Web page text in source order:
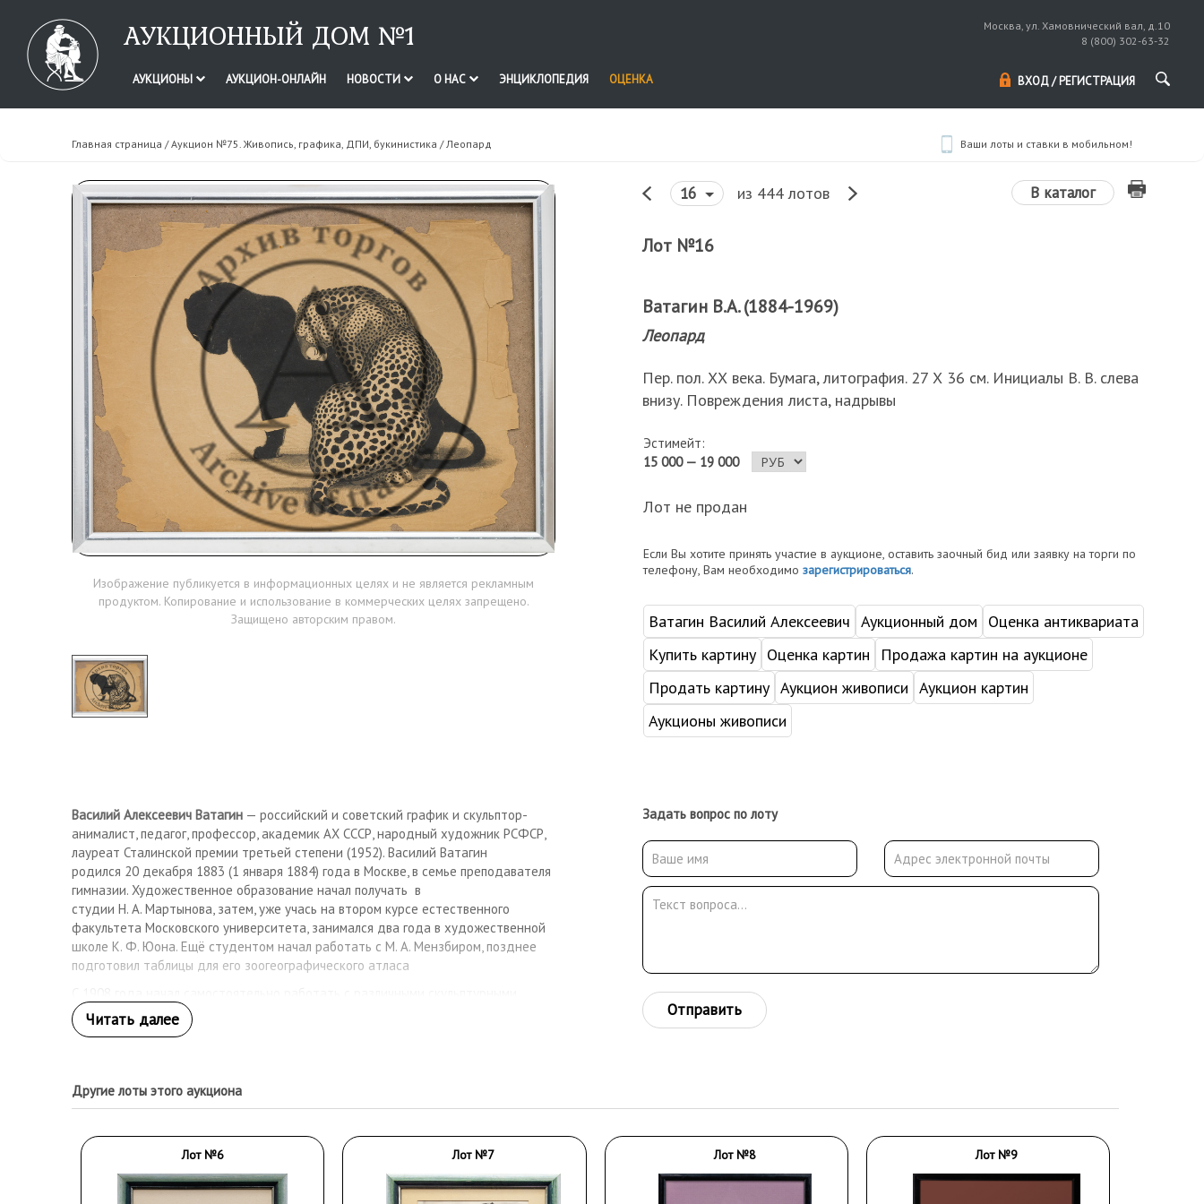
АУКЦИОННЫЙ ДОМ №1
Москва, ул. Хамовнический вал, д.10
8 (800) 302-63-32
АУКЦИОНЫ АУКЦИОН-ОНЛАЙН НОВОСТИ О НАС ЭНЦИКЛОПЕДИЯ ОЦЕНКА ВХОД / РЕГИСТРАЦИЯ
Главная страница /Аукцион №75. Живопись, графика, ДПИ, букинистика / Леопард Ваши лоты и ставки в мобильном!
Изображение публикуется в информационных целях и не является рекламным
продуктом. Копирование и использование в коммерческих целях запрещено.
Защищено авторским правом.
16 из 444 лотов В каталог
Лот №16
Ватагин В.А. (1884-1969)
Леопард
Пер. пол. ХХ века. Бумага, литография. 27 Х 36 см. Инициалы В. В. слева
внизу. Повреждения листа, надрывы
Эстимейт:
15 000 — 19 000
Лот не продан
Если Вы хотите принять участие в аукционе, оставить заочный бид или заявку на торги по
телефону, Вам необходимо зарегистрироваться.
Ватагин Василий Алексеевич Аукционный дом
Оценка антиквариата
Купить картину Оценка картин
Продажа картин на аукционе
Продать картину Аукцион живописи Аукцион картин
Аукционы живописи
Василий Алексеевич Ватагин — российский и советский график и скульптор-
анималист, педагог, профессор, академик АХ СССР, народный художник РСФСР,
лауреат Сталинской премии третьей степени (1952). Василий Ватагин
родился 20 декабря 1883 (1 января 1884) года в Москве, в семье преподавателя
гимназии. Художественное образование начал получать в
студии Н. А. Мартынова, затем, уже учась на втором курсе естественного
факультета Московского университета, занимался два года в художественной
школе К. Ф. Юона. Ещё студентом начал работать с М. А. Мензбиром, позднее
подготовил таблицы для его зоогеографического атласа
материалами — деревом, камнем, фаянсом, костью и др. Будучи в Берлине, под
руководством известного немецкого графика Капштейна освоил
в Московском Зоопарке, серия кавказских пейзажей. Был членом Московского
Товарищества Художников (с 1911 года) и Общества Русских Скульпторов.
состоялась его первая персональная художественная выставка в Москве.
Осенью 1913 года он обвенчался с дочерью художницы Антонины Леонардовны
Ржевской — Антониной Николаевной. У них было две дочери: Ирина и Наталья.
Задать вопрос по лоту
Отправить
Другие лоты этого аукциона
Лот №6 Лот №7 Лот №8 Лот №9